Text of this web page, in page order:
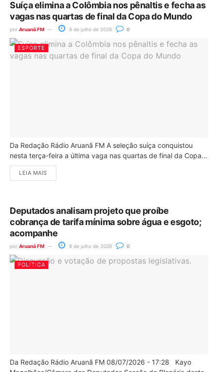
Suíça elimina a Colômbia nos pênaltis e fecha as
vagas nas quartas de final da Copa do Mundo
por Aruanã FM 8 de julho de 2026 0
ESPORTE
Da Redação Rádio Aruanã FM A seleção suíça conquistou
nesta terça-feira a última vaga nas quartas de final da Copa...
LEIA MAIS
Deputados analisam projeto que proíbe
cobrança de tarifa mínima sobre água e esgoto;
acompanhe
por Aruanã FM 8 de julho de 2026 0
POLÍTICA
Da Redação Rádio Aruanã FM 08/07/2026 - 17:28 Kayo